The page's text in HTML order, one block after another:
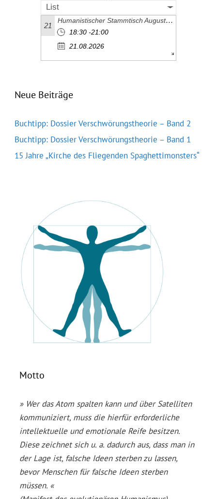
List
21
Humanistischer Stammtisch August 2026
18:30 -21:00
21.08.2026
Neue Beiträge
Buchtipp: Dossier Verschwörungstheorie – Band 2
Buchtipp: Dossier Verschwörungstheorie – Band 1
15 Jahre „Kirche des Fliegenden Spaghettimonsters“
Motto
» Wer das Atom spalten kann und über Satelliten
kommuniziert, muss die hierfür erforderliche
intellektuelle und emotionale Reife besitzen.
Diese zeichnet sich u. a. dadurch aus, dass man in
der Lage ist, falsche Ideen sterben zu lassen,
bevor Menschen für falsche Ideen sterben
müssen. «